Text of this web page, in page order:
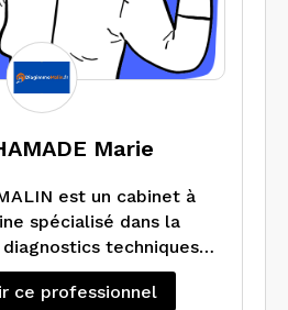
Marie
est un cabinet à
spécialisé dans la
techniques.
tous types de
soient avant vente,
ce professionnel